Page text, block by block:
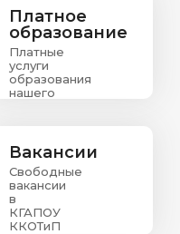
Платное
образование
Платные
услуги
образования
нашего
Вакансии
Свободные
вакансии
в
КГАПОУ
ККОТиП